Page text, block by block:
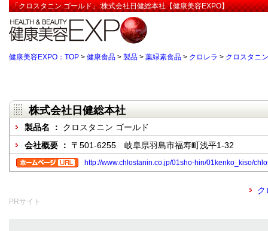
「クロスタニン ゴールド」:株式会社日健総本社【健康美容EXPO】
健康美容EXPO：TOP > 健康食品 > 製品 > 葉緑素食品 > クロレラ > クロスタニ
株式会社日健総本社
製品名 ： クロスタニン ゴールド
会社概要 ： 〒501-6255 岐阜県羽島市福寿町浅平1-32
http://www.chlostanin.co.jp/01sho-hin/01kenko_kiso/
ク
PRサイト